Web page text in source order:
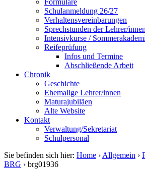
Formulare
Schulanmeldung 26/27
Verhaltensvereinbarungen
Sprechstunden der Lehrer/innen
Intensivkurse /
Reifeprüfung
Infos und Termine
Abschließende Arbeit
Chronik
Geschichte
Ehemalige Lehrer/innen
Maturajubiläen
Alte Website
Kontakt
Verwaltung/Sekretariat
Schulpersonal
Sie befinden sich hier: Home › Allgemein ›
BRG › brg01936